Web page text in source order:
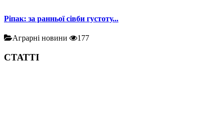
Ріпак: за ранньої сівби густоту...
Аграрні новини 177
СТАТТІ